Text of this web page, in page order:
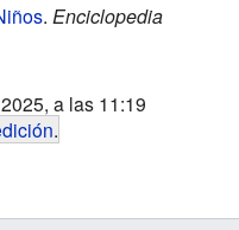
. Enciclopedia
a las 11:19
.